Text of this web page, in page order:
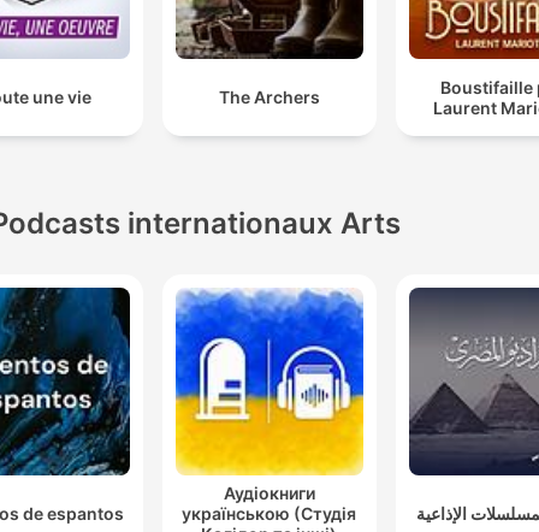
une vie The Archers
Boustifaille
Laurent
internationaux Arts
de espantos
Аудіокниги
українською (Студія
الإذاعية